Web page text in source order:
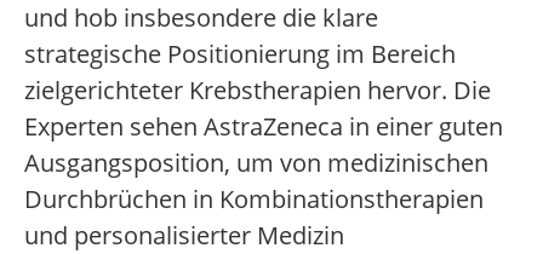
und hob insbesondere die klare
strategische Positionierung im Bereich
zielgerichteter Krebstherapien hervor. Die
Experten sehen AstraZeneca in einer guten
Ausgangsposition, um von medizinischen
Durchbrüchen in Kombinationstherapien
und personalisierter Medizin